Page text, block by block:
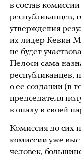
в состав
республиканцев,
утверждения
их лидер Кевин
не будет
Пелоси сама
республиканцев,
о ее создании (в
председателя
в опалу в своей
Комиссия до сих
комиссии уже
человек,